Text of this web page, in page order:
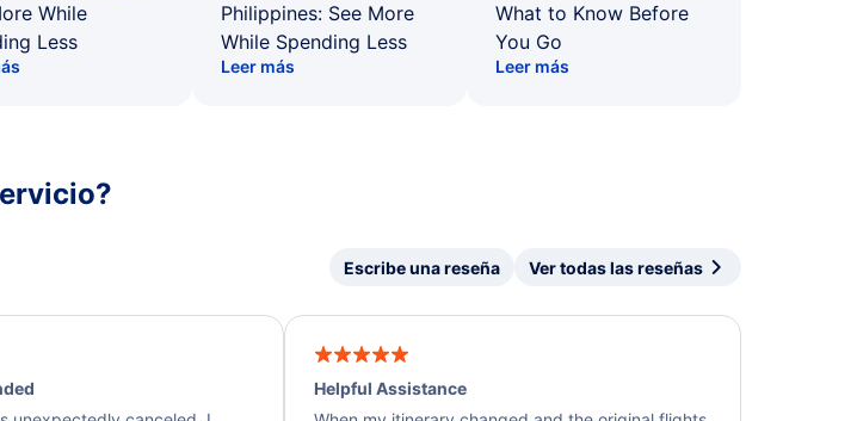
While
Less
Philippines: See More
While Spending Less
Leer más
What to Know Before
You Go
Leer más
Escribe una reseña Ver todas las reseñas
Helpful Assistance